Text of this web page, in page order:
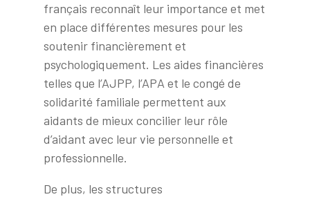
français reconnaît leur importance et met
en place différentes mesures pour les
soutenir financièrement et
psychologiquement. Les aides financières
telles que l’AJPP, l’APA et le congé de
solidarité familiale permettent aux
aidants de mieux concilier leur rôle
d’aidant avec leur vie personnelle et
professionnelle.
De plus, les structures